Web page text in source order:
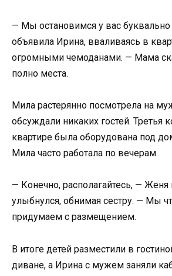
— Мы остановимся у вас
объявила Ирина, вваливаясь в
огромными чемоданами. — Мама
полно места.
Мила растерянно посмотрела на
обсуждали никаких гостей. Третья
квартире была оборудована под
Мила часто работала по вечерам.
— Конечно, располагайтесь, —
улыбнулся, обнимая сестру. — Мы
придумаем с размещением.
В итоге детей разместили в
диване, а Ирина с мужем заняли